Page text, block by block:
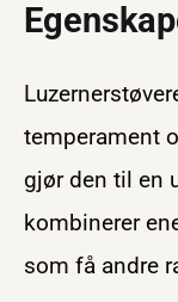
temperament
gjør den til en
kombinerer
som få andre